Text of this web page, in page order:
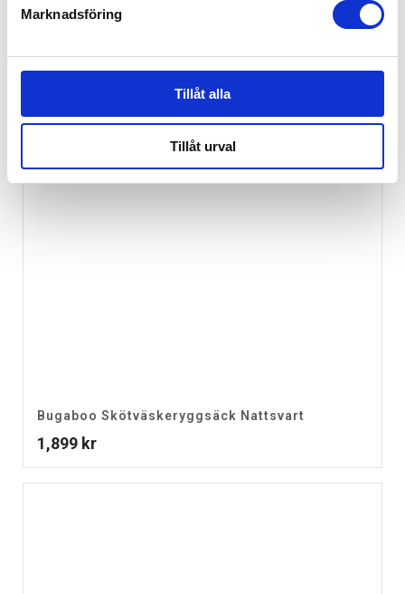
Marknadsföring
Tillåt alla
Tillåt urval
Bugaboo Skötväskeryggsäck Nattsvart
1,899 kr